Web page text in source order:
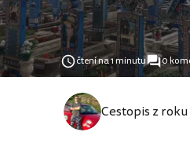
čtení na 1 minutu 0
Cestopis z